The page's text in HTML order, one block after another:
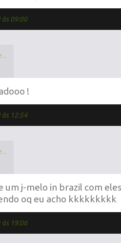
às 09:00
!
às 12:54
um j-melo in brazil com
oq eu acho kkkkkkkkk
às 19:06